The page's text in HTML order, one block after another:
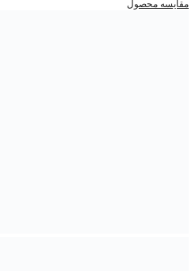
مقایسه محصول